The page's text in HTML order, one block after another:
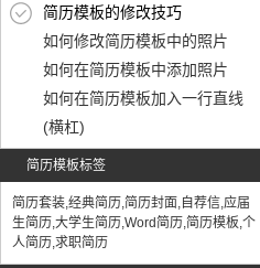
简历模板的修改技巧
如何修改简历模板中的照片
如何在简历模板中添加照片
如何在简历模板加入一行直线
(横杠)
简历模板标签
简历套装,经典简历,简历封面,自荐信,应届
生简历,大学生简历,Word简历,简历模板,个
人简历,求职简历